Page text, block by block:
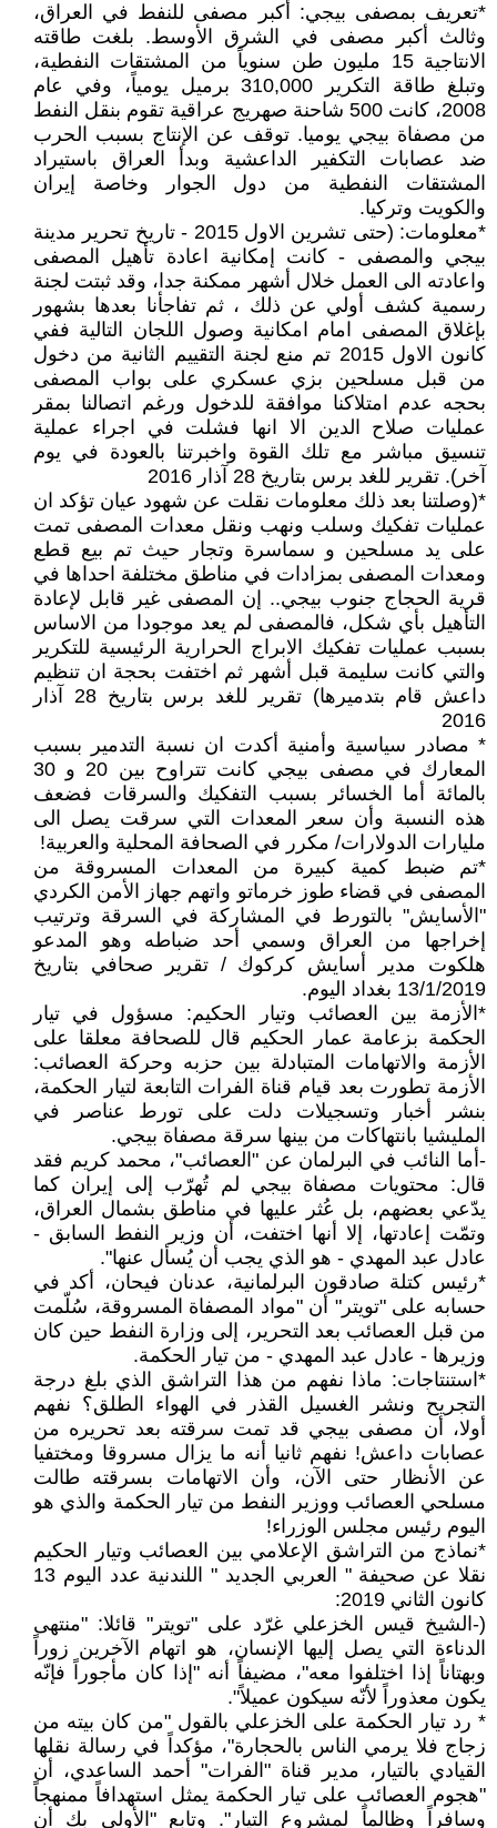
*تعريف بمصفى بيجي: أكبر مصفى للنفط في العراق،
وثالث أكبر مصفى في الشرق الأوسط. بلغت طاقته
الانتاجية 15 مليون طن سنوياً من المشتقات النفطية،
وتبلغ طاقة التكرير 310,000 برميل يومياً، وفي عام
2008، كانت 500 شاحنة صهريج عراقية تقوم بنقل النفط
من مصفاة بيجي يوميا. توقف عن الإنتاج بسبب الحرب
ضد عصابات التكفير الداعشية وبدأ العراق باستيراد
المشتقات النفطية من دول الجوار وخاصة إيران
والكويت وتركيا.
*معلومات: (حتى تشرين الاول 2015 - تاريخ تحرير مدينة
بيجي والمصفى - كانت إمكانية اعادة تأهيل المصفى
واعادته الى العمل خلال أشهر ممكنة جدا، وقد ثبتت لجنة
رسمية كشف أولي عن ذلك ، ثم تفاجأنا بعدها بشهور
بإغلاق المصفى امام امكانية وصول اللجان التالية ففي
كانون الاول 2015 تم منع لجنة التقييم الثانية من دخول
من قبل مسلحين بزي عسكري على بواب المصفى
بحجه عدم امتلاكنا موافقة للدخول ورغم اتصالنا بمقر
عمليات صلاح الدين الا انها فشلت في اجراء عملية
تنسيق مباشر مع تلك القوة واخبرتنا بالعودة في يوم
آخر). تقرير للغد برس بتاريخ 28 آذار 2016
*(وصلتنا بعد ذلك معلومات نقلت عن شهود عيان تؤكد ان
عمليات تفكيك وسلب ونهب ونقل معدات المصفى تمت
على يد مسلحين و سماسرة وتجار حيث تم بيع قطع
ومعدات المصفى بمزادات في مناطق مختلفة احداها في
قرية الحجاج جنوب بيجي.. إن المصفى غير قابل لإعادة
التأهيل بأي شكل، فالمصفى لم يعد موجودا من الاساس
بسبب عمليات تفكيك الابراج الحرارية الرئيسية للتكرير
والتي كانت سليمة قبل أشهر ثم اختفت بحجة ان تنظيم
داعش قام بتدميرها) تقرير للغد برس بتاريخ 28 آذار
2016
* مصادر سياسية وأمنية أكدت ان نسبة التدمير بسبب
المعارك في مصفى بيجي كانت تتراوح بين 20 و 30
بالمائة أما الخسائر بسبب التفكيك والسرقات فضعف
هذه النسبة وأن سعر المعدات التي سرقت يصل الى
مليارات الدولارات/ مكرر في الصحافة المحلية والعربية!
*تم ضبط كمية كبيرة من المعدات المسروقة من
المصفى في قضاء طوز خرماتو واتهم جهاز الأمن الكردي
"الأسايش" بالتورط في المشاركة في السرقة وترتيب
إخراجها من العراق وسمي أحد ضباطه وهو المدعو
هلكوت مدير أسايش كركوك / تقرير صحافي بتاريخ
13/1/2019 بغداد اليوم.
*الأزمة بين العصائب وتيار الحكيم: مسؤول في تيار
الحكمة بزعامة عمار الحكيم قال للصحافة معلقا على
الأزمة والاتهامات المتبادلة بين حزبه وحركة العصائب:
الأزمة تطورت بعد قيام قناة الفرات التابعة لتيار الحكمة،
بنشر أخبار وتسجيلات دلت على تورط عناصر في
المليشيا بانتهاكات من بينها سرقة مصفاة بيجي.
-أما النائب في البرلمان عن "العصائب"، محمد كريم فقد
قال: محتويات مصفاة بيجي لم تُهرّب إلى إيران كما
يدّعي بعضهم، بل عُثر عليها في مناطق بشمال العراق،
وتمّت إعادتها، إلا أنها اختفت، أن وزير النفط السابق -
عادل عبد المهدي - هو الذي يجب أن يُسأل عنها".
*رئيس كتلة صادقون البرلمانية، عدنان فيحان، أكد في
حسابه على "تويتر" أن "مواد المصفاة المسروقة، سُلّمت
من قبل العصائب بعد التحرير، إلى وزارة النفط حين كان
وزيرها - عادل عبد المهدي - من تيار الحكمة.
*استنتاجات: ماذا نفهم من هذا التراشق الذي بلغ درجة
التجريح ونشر الغسيل القذر في الهواء الطلق؟ نفهم
أولا، أن مصفى بيجي قد تمت سرقته بعد تحريره من
عصابات داعش! نفهم ثانيا أنه ما يزال مسروقا ومختفيا
عن الأنظار حتى الآن، وأن الاتهامات بسرقته طالت
مسلحي العصائب ووزير النفط من تيار الحكمة والذي هو
اليوم رئيس مجلس الوزراء!
*نماذج من التراشق الإعلامي بين العصائب وتيار الحكيم
نقلا عن صحيفة " العربي الجديد " اللندنية عدد اليوم 13
كانون الثاني 2019:
(-الشيخ قيس الخزعلي غرّد على "تويتر" قائلا: "منتهى
الدناءة التي يصل إليها الإنسان، هو اتهام الآخرين زوراً
وبهتاناً إذا اختلفوا معه"، مضيفاً أنه "إذا كان مأجوراً فإنّه
يكون معذوراً لأنّه سيكون عميلاً".
* رد تيار الحكمة على الخزعلي بالقول "من كان بيته من
زجاج فلا يرمي الناس بالحجارة"، مؤكداً في رسالة نقلها
القيادي بالتيار، مدير قناة "الفرات" أحمد الساعدي، أن
"هجوم العصائب على تيار الحكمة يمثل استهدافاً ممنهجاً
وسافراً وظالماً لمشروع التيار". وتابع "الأولى بك أن